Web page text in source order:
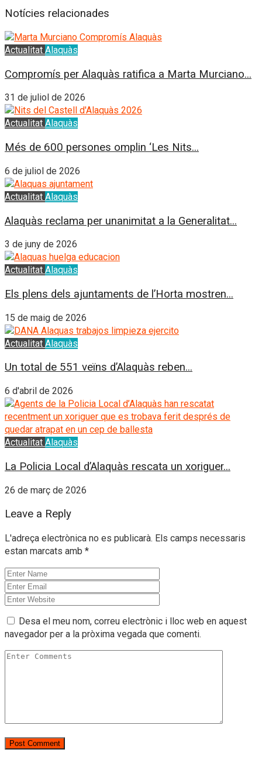
Notícies relacionades
Actualitat Alaquàs
Compromís per Alaquàs ratifica a Marta Murciano...
31 de juliol de 2026
Actualitat Alaquàs
Més de 600 persones omplin ‘Les Nits...
6 de juliol de 2026
Actualitat Alaquàs
Alaquàs reclama per unanimitat a la Generalitat...
3 de juny de 2026
Actualitat Alaquàs
Els plens dels ajuntaments de l’Horta mostren...
15 de maig de 2026
Actualitat Alaquàs
Un total de 551 veïns d’Alaquàs reben...
6 d'abril de 2026
Actualitat Alaquàs
La Policia Local d’Alaquàs rescata un xoriguer...
26 de març de 2026
Leave a Reply
L'adreça electrònica no es publicarà. Els camps necessaris
estan marcats amb *
Desa el meu nom, correu electrònic i lloc web en aquest
navegador per a la pròxima vegada que comenti.